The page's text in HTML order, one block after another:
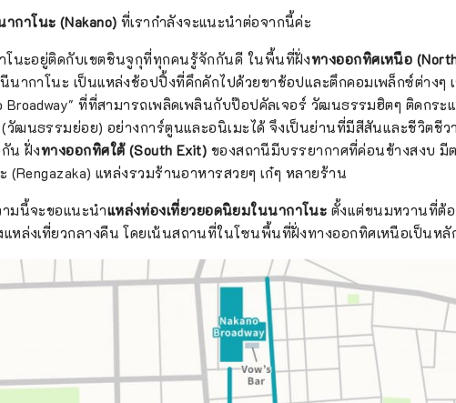
ากาโนะ (Nakano) ที่เรากำลังจะแนะนำต่อจากนี้ค่ะ
โนะอยู่ติดกับเขตชินจูกุที่ทุกคนรู้จักกันดี ในพื้นที่ฝั่งทางออกทิศเหนือ
นากาโนะ เป็นแหล่งช้อปปิ้งที่คึกคักไปด้วยขาช้อปและตึกคอมเพล็กซ์ต่างๆ
Broadway" ที่ที่สามารถเพลิดเพลินกับป๊อปคัลเจอร์ วัฒนธรรมฮิตๆ ติดกระ
(วัฒนธรรมย่อย) อย่างการ์ตูนและอนิเมะได้ จึงเป็นย่านที่มีสีสันและชีวิตชีว
น ฝั่งทางออกทิศใต้ (South Exit) ของสถานีมีบรรยากาศที่ค่อนข้างสงบ มี
(Rengazaka) แหล่งรวมร้านอาหารสวยๆ เก๋ๆ หลายร้าน
มนี้จะขอแนะนำแหล่งท่องเที่ยวยอดนิยมในนากาโนะ ตั้งแต่ขนมหวานที่ต้อ
หล่งเที่ยวกลางคืน โดยเน้นสถานที่ในโซนพื้นที่ฝั่งทางออกทิศเหนือเป็นหลั